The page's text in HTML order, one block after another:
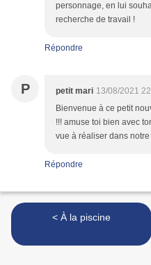
personnage, en lui
recherche de travail !
Répondre
P petit mari 13/08/2021
Bienvenue à ce petit
!!! amuse toi bien avec
vue à réaliser dans
Répondre
< À la piscine